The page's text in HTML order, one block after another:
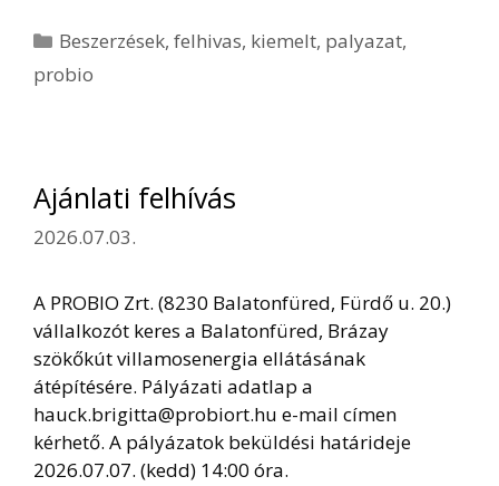
Kategória
Beszerzések,felhivas, kiemelt, palyazat,
probio
Ajánlati felhívás
2026.07.03.
A PROBIO Zrt. (8230 Balatonfüred, Fürdő u. 20.)
vállalkozót keres a Balatonfüred, Brázay
szökőkút villamosenergia ellátásának
átépítésére. Pályázati adatlap a
hauck.brigitta@probiort.hu e-mail címen
kérhető. A pályázatok beküldési határideje
2026.07.07. (kedd) 14:00 óra.